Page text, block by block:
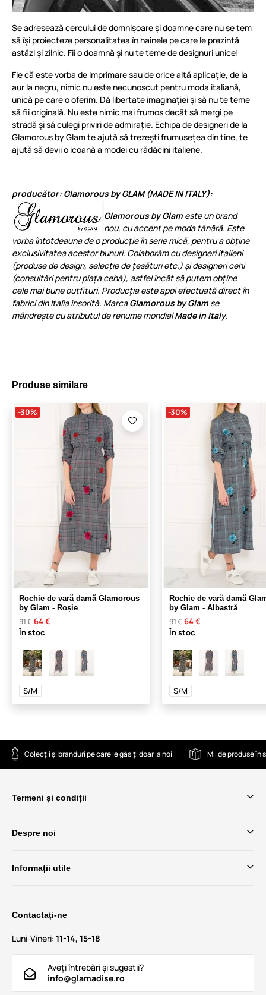
Se adresează cercului de domnișoare și doamne care nu se tem
să își proiecteze personalitatea în hainele pe care le prezintă
astăzi și zilnic. Fii o doamnă și nu te teme de designuri unice!
Fie că este vorba de imprimare sau de orice altă aplicație, de la
aur la negru, nimic nu este necunoscut pentru moda italiană,
unică pe care o oferim. Dă libertate imaginației și să nu te teme
să fii originală. Nu este nimic mai frumos decât să mergi pe
stradă și să culegi priviri de admirație. Echipa de designeri de la
Glamorous by Glam te ajută să trezești frumusețea din tine, te
ajută să devii o icoană a modei cu rădăcini italiene.
producător: Glamorous by GLAM (MADE IN ITALY):
Glamorous by Glam este un brand
nou, cu accent pe moda tânără. Este
vorba întotdeauna de o producție în serie mică, pentru a obține
exclusivitatea acestor bunuri. Colaborăm cu designeri italieni
(produse de design, selecție de țesături etc.) și designeri cehi
(consultări pentru piața cehă), astfel încât să putem obține
cele mai bune outfituri. Producția este apoi efectuată direct în
fabrici din Italia însorită. MarcaGlamorous by Glam se
mândrește cu atributul de renume mondialMade in Italy.
Produse similare
-30%
Rochie de vară damă Glamorous
by Glam - Roșie
91 € 64 €
În stoc
S/M
-30%
Rochie de vară damă
by Glam - Albastră
91 € 64 €
În stoc
S/M
Colecții și branduri pe care le găsiți doar la noi Mii de produse în
Termeni și condiții
Despre noi
Informații utile
Contactați-ne
Luni-Vineri: 11-14, 15-18
Aveți întrebări și sugestii?
info@glamadise.ro